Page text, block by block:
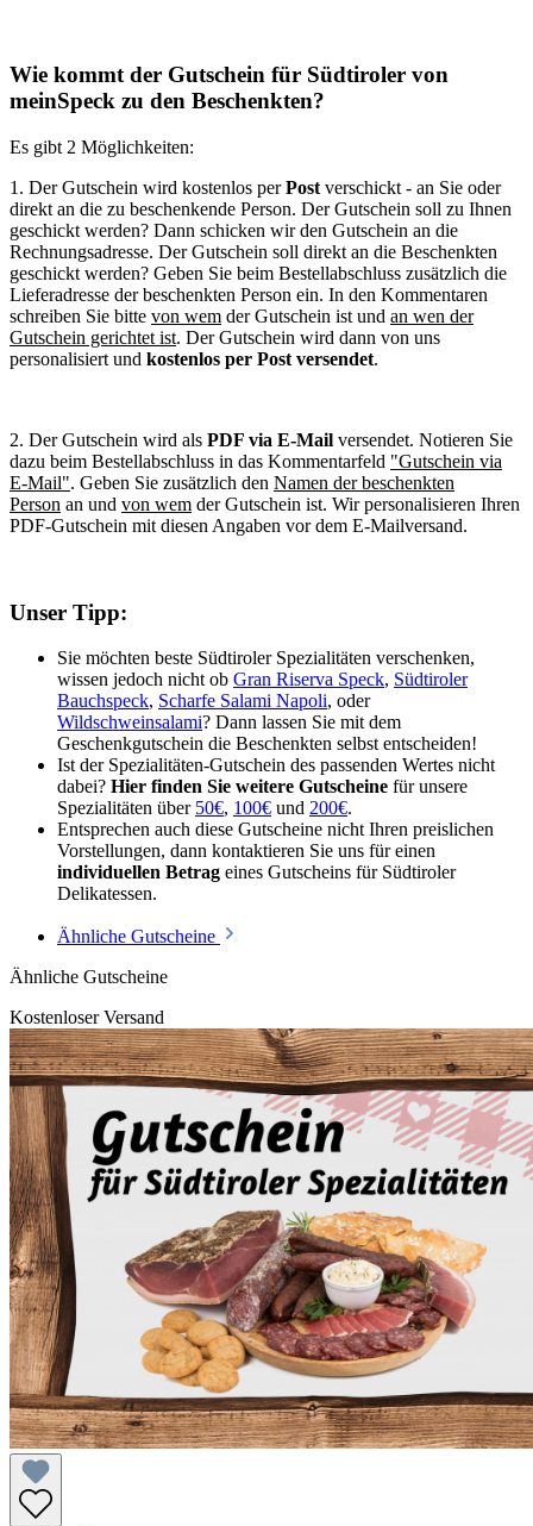
Wie kommt der Gutschein für Südtiroler von
meinSpeck zu den Beschenkten?
Es gibt 2 Möglichkeiten:
1. Der Gutschein wird kostenlos perPost verschickt - an Sie oder
direkt an die zu beschenkende Person. Der Gutschein soll zu Ihnen
geschickt werden? Dann schicken wir den Gutschein an die
Rechnungsadresse. Der Gutschein soll direkt an die Beschenkten
geschickt werden? Geben Sie beim Bestellabschluss zusätzlich die
Lieferadresse der beschenkten Person ein. In den Kommentaren
schreiben Sie bitte von wem der Gutschein ist und an wen der
Gutschein gerichtet ist. Der Gutschein wird dann von uns
personalisiert und kostenlos per Post versendet.
2. Der Gutschein wird als PDF via E-Mail versendet. Notieren Sie
dazu beim Bestellabschluss in das Kommentarfeld "Gutschein via
E-Mail". Geben Sie zusätzlich den Namen der beschenkten
Person an und von wem der Gutschein ist. Wir personalisieren Ihren
PDF-Gutschein mit diesen Angaben vor dem E-Mailversand.
Unser Tipp:
Sie möchten beste Südtiroler Spezialitäten verschenken,
wissen jedoch nicht ob Gran Riserva Speck, Südtiroler
Bauchspeck, Scharfe Salami Napoli, oder
Wildschweinsalami? Dann lassen Sie mit dem
Geschenkgutschein die Beschenkten selbst entscheiden!
Ist der Spezialitäten-Gutschein des passenden Wertes nicht
dabei? Hier finden Sie weitere Gutscheine für unsere
Spezialitäten über 50€, 100€ und 200€.
Entsprechen auch diese Gutscheine nicht Ihren preislichen
Vorstellungen, dann kontaktieren Sie uns für einen
individuellen Betrag eines Gutscheins für Südtiroler
Delikatessen.
Ähnliche Gutscheine
Ähnliche Gutscheine
Kostenloser Versand